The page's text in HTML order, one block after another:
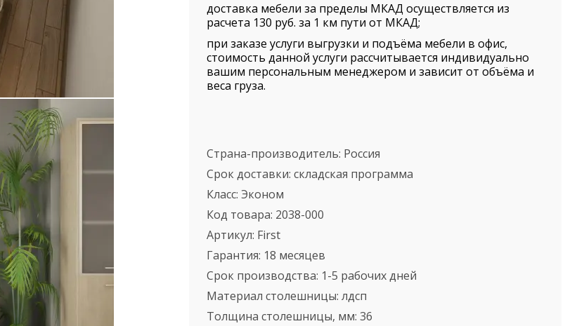
доставка мебели за пределы МКАД осуществляется из
расчета 130 руб. за 1 км пути от МКАД;
при заказе услуги выгрузки и подъёма мебели в офис,
стоимость данной услуги рассчитывается индивидуально
вашим персональным менеджером и зависит от объёма и
веса груза.
Страна-производитель: Россия
Срок доставки: складская программа
Класс: Эконом
Код товара: 2038-000
Артикул: First
Гарантия: 18 месяцев
Срок производства: 1-5 рабочих дней
Материал столешницы: лдсп
Толщина столешницы, мм: 36